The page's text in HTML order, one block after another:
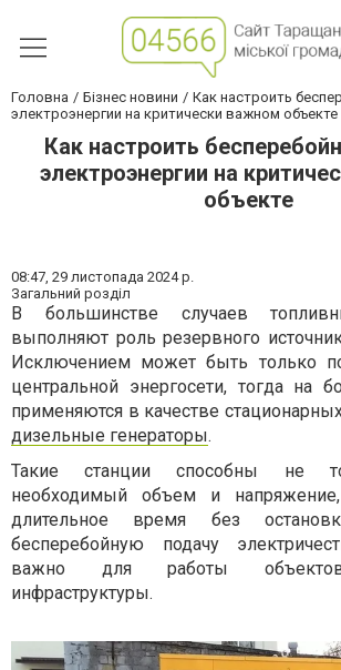
Головна Бізнес новини
Как настроить
электроэнергии на критически важном объекте
Как настроить
электроэнергии на
объекте
08:47, 29 листопада 2024 р.
Загальний розділ
В большинстве случаев
выполняют роль резервного
Исключением может быть только
центральной энергосети, тогда на
применяются в качестве
дизельные генераторы.
Такие станции способны не
необходимый объем и
длительное время без
бесперебойную подачу
важно для работы объектов
инфраструктуры.